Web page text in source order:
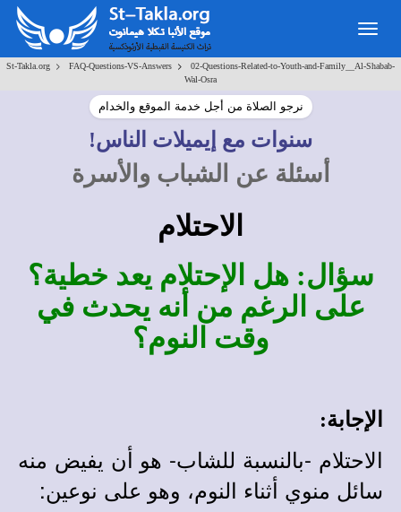
St-Takla.org > FAQ-Questions-VS-Answers >
02-Questions-Related-to-Youth-and-Family__Al-Shabab-
Wal-Osra
نرجو الصلاة من أجل خدمة الموقع والخدام
سنوات مع إيميلات الناس!
أسئلة عن الشباب والأسرة
الاحتلام
سؤال: هل الإحتلام يعد خطية؟
على الرغم من أنه يحدث في
وقت النوم؟
الإجابة:
الاحتلام -بالنسبة للشاب- هو أن يفيض منه
سائل منوي أثناء النوم، وهو على نوعين: